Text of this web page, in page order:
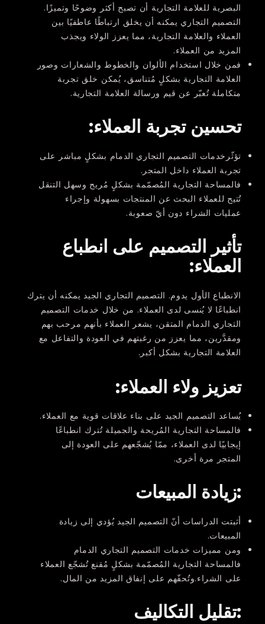
البصرية للعلامة التجارية أن تصبح أكثر وضوحًا وتميزًا.
التصميم التجاري يمكنه أن يخلق ارتباطًا عاطفيًا بين
العملاء والعلامة التجارية، مما يعزز الولاء ويجذب
المزيد من العملاء.
فمن خلال استخدام الألوان والخطوط والشعارات وصور
العلامة التجارية بشكلٍ مُتناسق، يُمكن خلق تجربة
متكاملة تُعبّر عن قيم ورسالة العلامة التجارية.
تحسين تجربة العملاء:
تؤثّرخدمات التصميم التجاري الدمام بشكلٍ مباشر على
تجربة العملاء داخل المتجر.
فالمساحة التجارية المُصمّمة بشكلٍ مُريح وسهل التنقل
تُتيح للعملاء البحث عن المنتجات بسهولة وإجراء
عمليات الشراء دون أيّ صعوبة.
تأثير التصميم على انطباع
العملاء:
الانطباع الأول يدوم. التصميم التجاري الجيد يمكنه أن يترك
انطباعًا لا يُنسى لدى العملاء. من خلال خدمات التصميم
التجاري الدمام المتقن، يشعر العملاء بأنهم مرحب بهم
ومقدَّرين، مما يعزز من رغبتهم في العودة والتفاعل مع
العلامة التجارية بشكل أكبر.
تعزيز ولاء العملاء:
يُساعد التصميم الجيد على بناء علاقات قوية مع العملاء.
فالمساحة التجارية المُريحة والجميلة تُترك انطباعًا
إيجابيًا لدى العملاء، ممّا يُشجّعهم على العودة إلى
المتجر مرة أخرى.
:زيادة المبيعات
أثبتت الدراسات أنّ التصميم الجيد يُؤدي إلى زيادة
المبيعات.
ومن مميزات خدمات التصميم التجاري الدمام
فالمساحة التجارية المُصمّمة بشكلٍ مُقنع تُشجّع العملاء
على الشراء.وتُحفّهم على إنفاق المزيد من المال.
:تقليل التكاليف